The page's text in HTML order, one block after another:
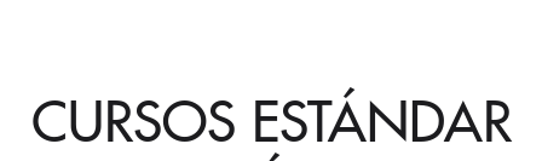
CURSOS ESTÁNDAR